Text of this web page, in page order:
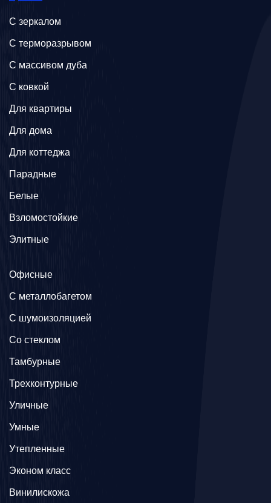
C зеркалом
C терморазрывом
C массивом дуба
C ковкой
Для квартиры
Для дома
Для коттеджа
Парадные
Белые
Взломостойкие
Элитные
Офисные
C металлобагетом
С шумоизоляцией
Со стеклом
Тамбурные
Трехконтурные
Уличные
Умные
Утепленные
Эконом класс
Винилискожа